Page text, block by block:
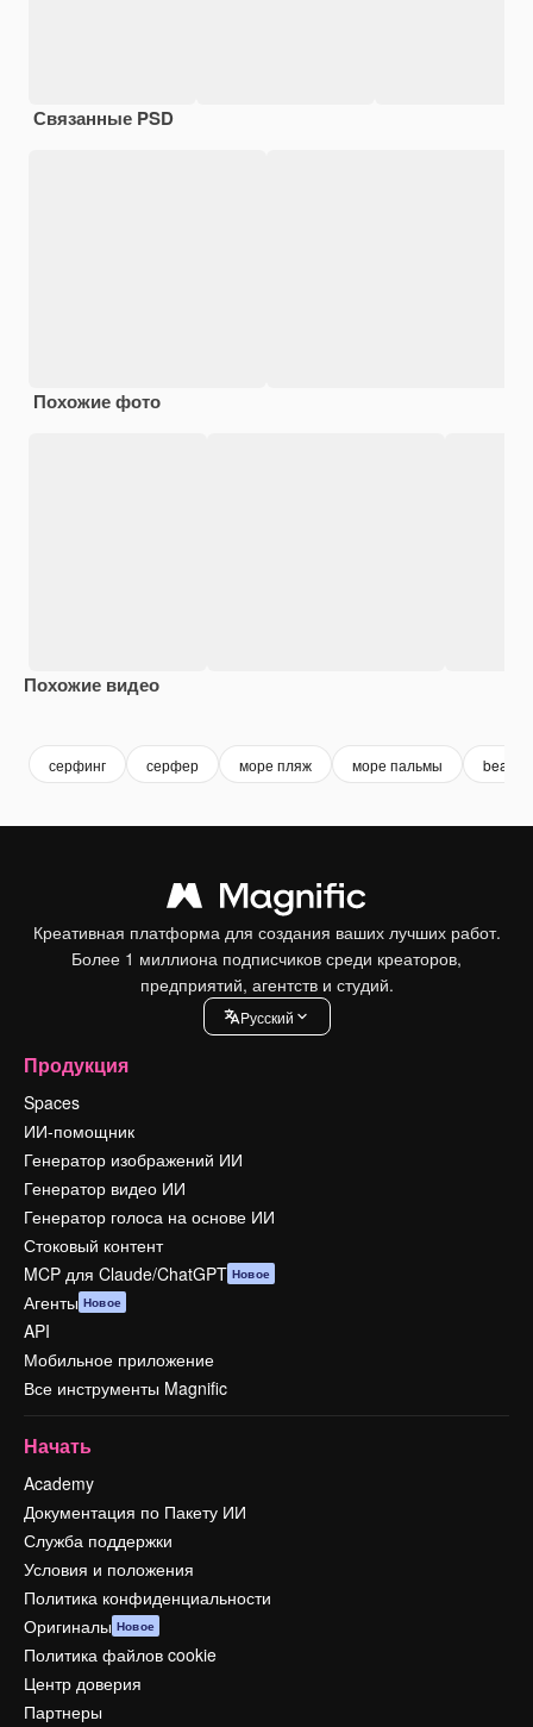
Связанные PSD
Похожие фото
Похожие видео
серфинг серфер море пляж море пальмы beach
Креативная платформа для создания ваших лучших работ.
Более 1 миллиона подписчиков среди креаторов,
предприятий, агентств и студий.
Pусский
Продукция
Spaces
ИИ-помощник
Генератор изображений ИИ
Генератор видео ИИ
Генератор голоса на основе ИИ
Стоковый контент
MCP для Claude/ChatGPT Новое
Агенты Новое
API
Мобильное приложение
Все инструменты Magnific
Начать
Academy
Документация по Пакету ИИ
Служба поддержки
Условия и положения
Политика конфиденциальности
Оригиналы Новое
Политика файлов cookie
Центр доверия
Партнеры